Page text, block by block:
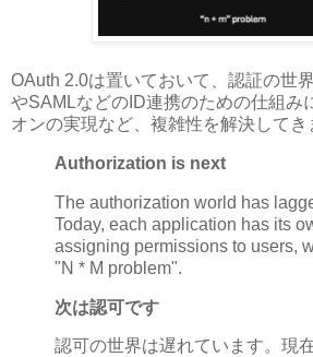
OAuth 2.0は置いておいて、認証の世
やSAMLなどのID連携のための仕組み
オンの実現など、複雑性を解決してき
Authorization is next
The authorization world has
Today, each application has its
assigning permissions to users,
"N * M problem".
次は認可です
認可の世界は遅れています。現